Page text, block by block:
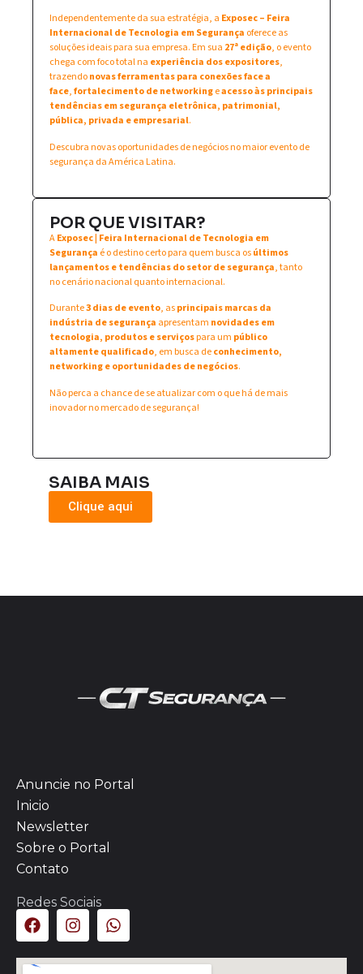
Independentemente da sua estratégia, a Exposec – Feira
Internacional de Tecnologia em Segurança oferece as
soluções ideais para sua empresa. Em sua 27ª edição, o evento
chega com foco total na experiência dos expositores,
trazendonovas ferramentas para conexões face a
face,fortalecimento de networkingeacesso às principais
tendências em segurança eletrônica, patrimonial,
pública, privada e empresarial.
Descubra novas oportunidades de negócios no maior evento de
segurança da América Latina.
POR QUE VISITAR?
AExposec | Feira Internacional de Tecnologia em
Segurança é o destino certo para quem busca osúltimos
lançamentos e tendências do setor de segurança, tanto
no cenário nacional quanto internacional.
Durante3 dias de evento, asprincipais marcas da
indústria de segurança apresentam novidades em
tecnologia, produtos e serviçospara um público
altamente qualificado, em busca deconhecimento,
networking e oportunidades de negócios.
Não perca a chance de se atualizar com o que há de mais
inovador no mercado de segurança!
SAIBA MAIS
Clique aqui
Anuncie no Portal
Inicio
Newsletter
Sobre o Portal
Contato
Redes Sociais